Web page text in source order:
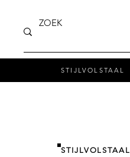
STIJLVOLSTAAL
STIJLVOLSTAAL